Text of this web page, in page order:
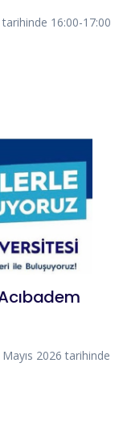
16:00-17:00
2026 tarihinde